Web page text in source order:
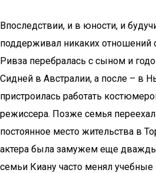
Впоследствии, и в юности, и
поддерживал никаких отношений
Ривза перебралась с сыном и
Сидней в Австралии, а после – в
пристроилась работать
режиссера. Позже семья
постоянное место жительства в
актера была замужем еще
семьи Киану часто менял